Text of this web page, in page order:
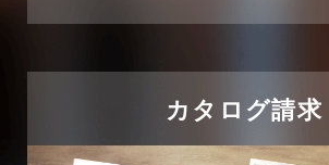
住宅に関するよくある質問
2024年9月
カタログ請求